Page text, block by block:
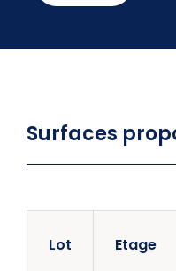
Surfaces
Lot Etage